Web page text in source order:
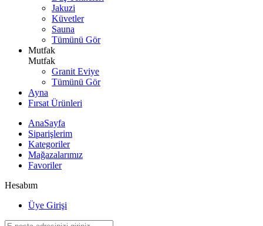
Jakuzi
Küvetler
Sauna
Tümünü Gör
Mutfak
Mutfak
Granit Eviye
Tümünü Gör
Ayna
Fırsat Ürünleri
AnaSayfa
Siparişlerim
Kategoriler
Mağazalarımız
Favoriler
Hesabım
Üye Girişi